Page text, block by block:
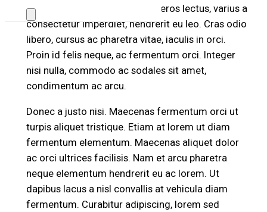
pellentesque sodales. Aenean eros lectus, varius a
consectetur imperdiet, hendrerit eu leo. Cras odio
libero, cursus ac pharetra vitae, iaculis in orci.
Proin id felis neque, ac fermentum orci. Integer
nisi nulla, commodo ac sodales sit amet,
condimentum ac arcu.
Donec a justo nisi. Maecenas fermentum orci ut
turpis aliquet tristique. Etiam at lorem ut diam
fermentum elementum. Maecenas aliquet dolor
ac orci ultrices facilisis. Nam et arcu pharetra
neque elementum hendrerit eu ac lorem. Ut
dapibus lacus a nisl convallis at vehicula diam
fermentum. Curabitur adipiscing, lorem sed